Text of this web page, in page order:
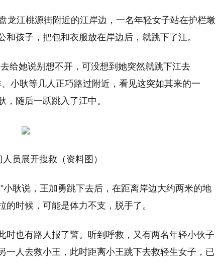
龙江桃源街附近的江岸边，一名年轻女子站在护栏墩
孩子，把包和衣服放在岸边后，就跳下了江。
给她说别想不开，可没想到她突然就跳下江去
小耿等几人正巧路过附近，看见这突如其来的一
随后一跃跳入了江中。
员展开搜救（资料图）
小耿说，王加勇跳下去后，在距离岸边大约两米的地
时候，可能是体力不支，脱手了。
时也有路人报了警。听到呼救，又有两名年轻小伙子
一人去救小王，此时距离小王跳下去救轻生女子，已